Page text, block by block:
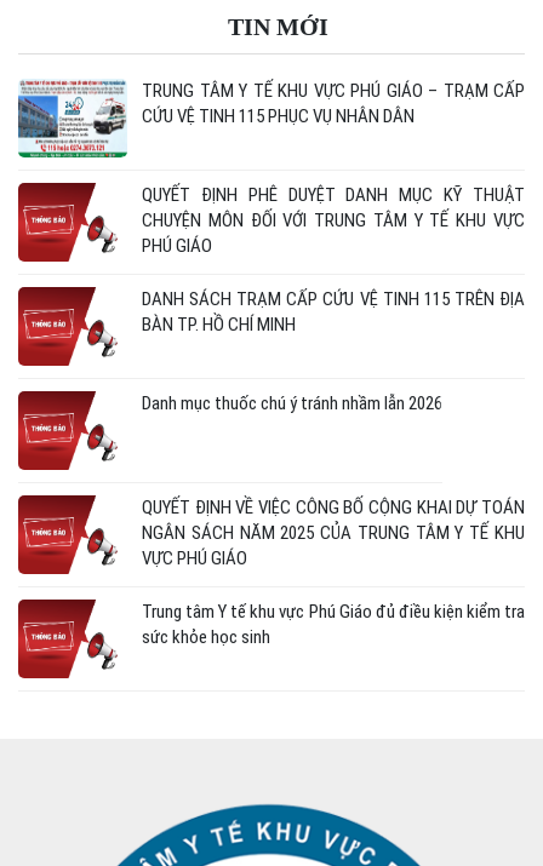
TIN MỚI
TẾ KHU VỰC PHÚ GIÁO NĂM 2025-2026
TRUNG TÂM Y TẾ KHU VỰC PHÚ GIÁO – TRẠM CẤP
CỨU VỆ TINH 115 PHỤC VỤ NHÂN DÂN
QUYẾT ĐỊNH PHÊ DUYỆT DANH MỤC KỸ THUẬT
CHUYỆN MÔN ĐỐI VỚI TRUNG TÂM Y TẾ KHU VỰC
PHÚ GIÁO
DANH SÁCH TRẠM CẤP CỨU VỆ TINH 115 TRÊN ĐỊA
BÀN TP. HỒ CHÍ MINH
Danh mục thuốc chú ý tránh nhầm lẫn 2026
QUYẾT ĐỊNH VỀ VIỆC CÔNG BỐ CỘNG KHAI DỰ TOÁN
NGÂN SÁCH NĂM 2025 CỦA TRUNG TÂM Y TẾ KHU
VỰC PHÚ GIÁO
Trung tâm Y tế khu vực Phú Giáo đủ điều kiện kiểm tra
sức khỏe học sinh
Hướng dẫn thay Avatar hưởng ứng ngày an toàn người
bệnh thế giới